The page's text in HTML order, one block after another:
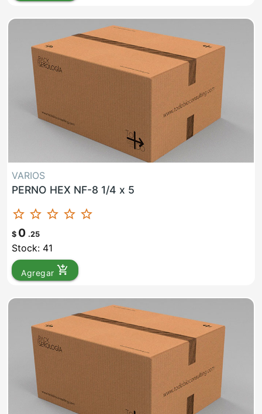
VARIOS
PERNO HEX NF-8 1/4 x 5
star_border star_border star_border star_border star_border
$ 0 .25
Stock: 41
Agregar add_shopping_cart